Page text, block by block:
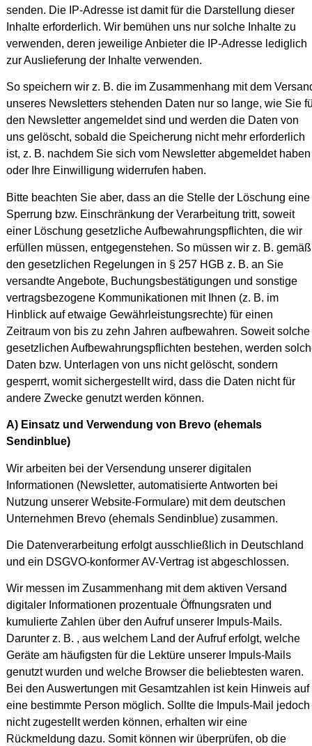
senden. Die IP-Adresse ist damit für die Darstellung dieser
Inhalte erforderlich. Wir bemühen uns nur solche Inhalte zu
verwenden, deren jeweilige Anbieter die IP-Adresse lediglich
zur Auslieferung der Inhalte verwenden.
So speichern wir z. B. die im Zusammenhang mit dem
unseres Newsletters stehenden Daten nur so lange, wie Sie
den Newsletter angemeldet sind und werden die Daten von
uns gelöscht, sobald die Speicherung nicht mehr erforderlich
ist, z. B. nachdem Sie sich vom Newsletter abgemeldet haben
oder Ihre Einwilligung widerrufen haben.
Bitte beachten Sie aber, dass an die Stelle der Löschung eine
Sperrung bzw. Einschränkung der Verarbeitung tritt, soweit
einer Löschung gesetzliche Aufbewahrungspflichten, die wir
erfüllen müssen, entgegenstehen. So müssen wir z. B. gemäß
den gesetzlichen Regelungen in § 257 HGB z. B. an Sie
versandte Angebote, Buchungsbestätigungen und sonstige
vertragsbezogene Kommunikationen mit Ihnen (z. B. im
Hinblick auf etwaige Gewährleistungsrechte) für einen
Zeitraum von bis zu zehn Jahren aufbewahren. Soweit solche
gesetzlichen Aufbewahrungspflichten bestehen, werden
Daten bzw. Unterlagen von uns nicht gelöscht, sondern
gesperrt, womit sichergestellt wird, dass die Daten nicht für
andere Zwecke genutzt werden können.
A) Einsatz und Verwendung von Brevo (ehemals
Sendinblue)
Wir arbeiten bei der Versendung unserer digitalen
Informationen (Newsletter, automatisierte Antworten bei
Nutzung unserer Website-Formulare) mit dem deutschen
Unternehmen Brevo (ehemals Sendinblue) zusammen.
Die Datenverarbeitung erfolgt ausschließlich in Deutschland
und ein DSGVO-konformer AV-Vertrag ist abgeschlossen.
Wir messen im Zusammenhang mit dem aktiven Versand
digitaler Informationen prozentuale Öffnungsraten und
kumulierte Zahlen über den Aufruf unserer Impuls-Mails.
Darunter z. B. , aus welchem Land der Aufruf erfolgt, welche
Geräte am häufigsten für die Lektüre unserer Impuls-Mails
genutzt wurden und welche Browser die beliebtesten waren.
Bei den Auswertungen mit Gesamtzahlen ist kein Hinweis auf
eine bestimmte Person möglich. Sollte die Impuls-Mail jedoch
nicht zugestellt werden können, erhalten wir eine
Rückmeldung dazu. Somit können wir überprüfen, ob die